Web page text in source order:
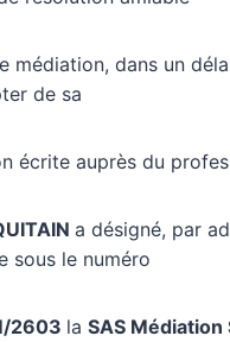
médiation, dans un
de sa
écrite auprès du
a désigné, par
sous le numéro
2603 la SAS Médiation